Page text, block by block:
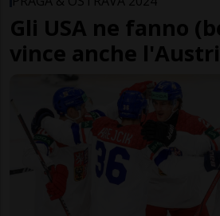
Gli USA ne fanno
vince anche